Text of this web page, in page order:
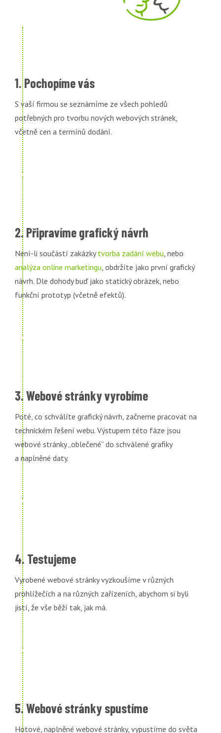
1. Pochopíme vás
S vaší firmou se seznámíme ze všech pohledů
potřebných pro tvorbu nových webových stránek,
včetně cen a termínů dodání.
2. Připravíme grafický návrh
Není-li součástí zakázkytvorba zadání webu, nebo
analýza online marketingu, obdržíte jako první grafický
návrh. Dle dohody buď jako statický obrázek, nebo
funkční prototyp (včetně efektů).
3. Webové stránky vyrobíme
Poté, co schválíte grafický návrh, začneme pracovat na
technickém řešení webu. Výstupem této fáze jsou
webové stránky „oblečené“ do schválené grafiky
a naplněné daty.
4. Testujeme
Vyrobené webové stránky vyzkoušíme v různých
prohlížečích a na různých zařízeních, abychom si byli
jistí, že vše běží tak, jak má.
5. Webové stránky spustíme
Hotové, naplněné webové stránky, vypustíme do světa